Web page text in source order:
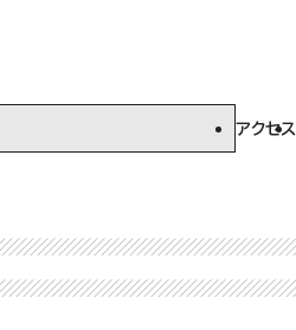
アクセス